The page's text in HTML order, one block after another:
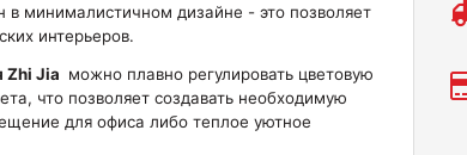
минималистичном дизайне - это позволяет
интерьеров.
Zhi Jia можно плавно регулировать цветовую
что позволяет создавать необходимую
для офиса либо теплое уютное